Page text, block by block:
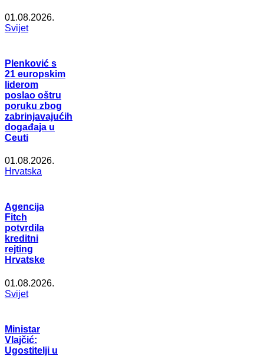
01.08.2026.
Svijet
Plenković s
21 europskim
liderom
poslao oštru
poruku zbog
zabrinjavajućih
događaja u
Ceuti
01.08.2026.
Hrvatska
Agencija
Fitch
potvrdila
kreditni
rejting
Hrvatske
01.08.2026.
Svijet
Ministar
Vlajčić:
Ugostitelji u